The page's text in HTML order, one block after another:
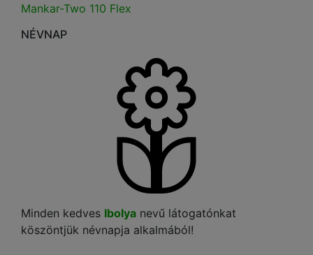
Mankar-Two 110 Flex
NÉVNAP
Minden kedves Ibolya nevű látogatónkat
köszöntjük névnapja alkalmából!